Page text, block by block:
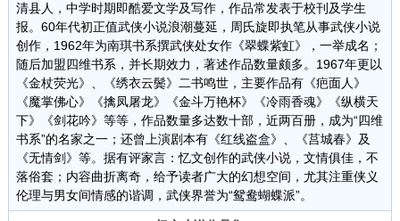
清县人，中学时期即酷爱文学及写作，作品常发表于校刊及学生
报。60年代初正值武侠小说浪潮蔓延，周氏旋即执笔从事武侠小说
创作，1962年为南琪书系撰武侠处女作《翠蝶紫虹》，一举成名；
随后加盟四维书系，并长期效力，著述作品数量颇多。1967年更以
《金杖荧光》、《绣衣云鬓》二书鸣世，主要作品有《疤面人》
《魔掌佛心》《擒凤屠龙》《金斗万艳杯》《冷雨香魂》《纵横天
下》《剑花吟》等等，作品数量多达数十部，近两百册，成为“四维
书系”的名家之一；还曾上演剧本有《红线盗盒》、《莒城春》及
《无情剑》等。据有评家言：忆文创作的武侠小说，文情俱佳，不
落俗套；内容曲折离奇，给予读者广大的幻想空间，尤其注重侠义
伦理与男女间情感的谐调，武侠界誉为“鸳鸯蝴蝶派”。